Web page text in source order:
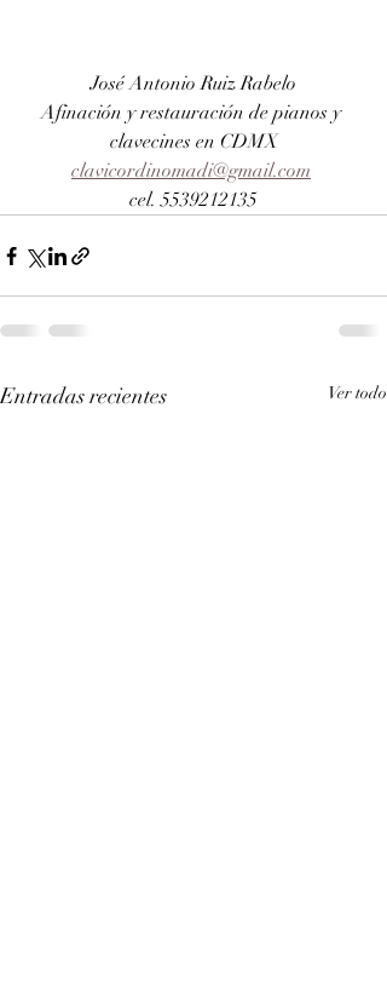
José Antonio Ruiz Rabelo
Afinación y restauración de pianos y
clavecines en CDMX
clavicordinomadi@gmail.com
cel. 5539212135
Entradas recientes Ver todo